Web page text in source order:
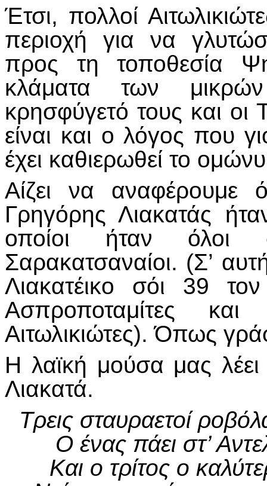
Έτσι, πολλοί
περιοχή για να
προς τη τοποθεσία
κλάματα των
κρησφύγετό τους και οι
είναι και ο λόγος που
έχει καθιερωθεί το
Αίζει να
Γρηγόρης Λιακατάς
οποίοι ήταν όλοι
Σαρακατσαναίοι. (Σ’
Λιακατέικο σόι 39
Ασπροποταμίτες
Αιτωλικιώτες). Όπως
Η λαϊκή μούσα μας
Λιακατά.
Τρεις σταυραετοί
Ο ένας πάει στ’
Και ο τρίτος ο